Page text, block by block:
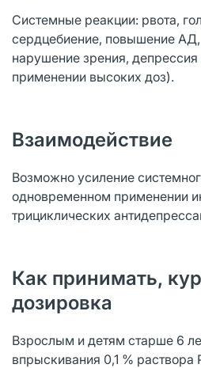
Системные реакции: рвота,
сердцебиение, повышение АД,
нарушение зрения,
применении высоких доз).
Взаимодействие
Возможно усиление
одновременном применении
трициклических
Как принимать,
дозировка
Взрослым и детям старше 6
впрыскивания 0,1 %